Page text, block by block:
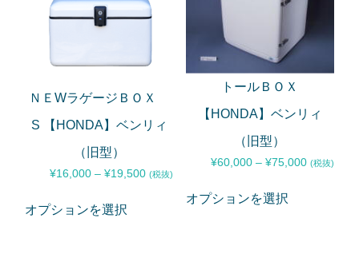
ＮＥWラゲージＢＯＸ
S 【HONDA】ベンリィ
（旧型）
¥16,000 –¥19,500 (税抜)
オプションを選択
トールＢＯＸ
【HONDA】ベンリィ
（旧型）
¥60,000 – ¥75,000 (税抜)
オプションを選択